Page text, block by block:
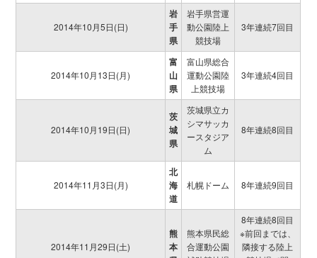
2014年10月5日(日)
岩
手
県
岩手県営運
動公園陸上
競技場
3年連続7回目
2014年10月13日(月)
富
山
県
富山県総合
運動公園陸
上競技場
3年連続4回目
2014年10月19日(日)
茨
城
県
茨城県立カ
シマサッカ
ースタジア
ム
8年連続8回目
2014年11月3日(月)
北
海
道
札幌ドーム 8年連続9回目
2014年11月29日(土)
熊
本
熊本県民総
合運動公園
8年連続8回目
※前回までは、
隣接する陸上